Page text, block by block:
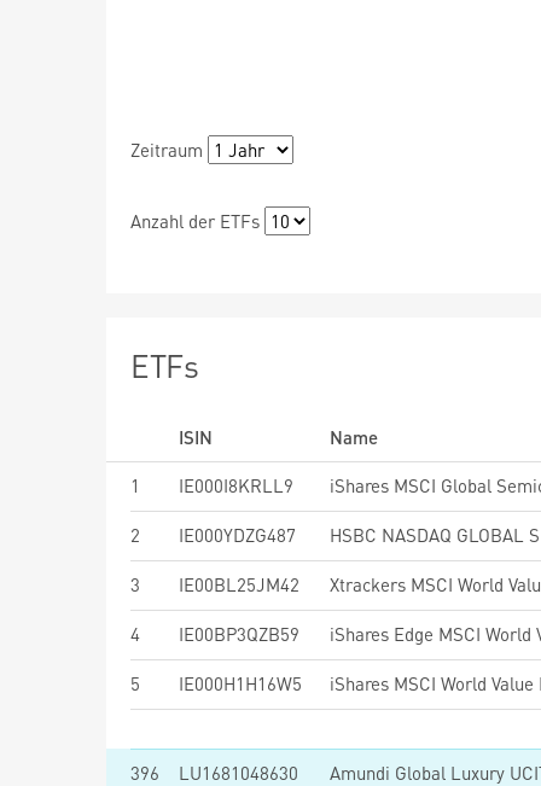
Zeitraum
Anzahl der ETFs
ETFs
ISIN
Name
1
IE000I8KRLL9
2 IE000YDZG487
3 IE00BL25JM42 Xtrackers MSCI World
4 IE00BP3QZB59
5 IE000H1H16W5
396 LU1681048630 Amundi Global Luxury